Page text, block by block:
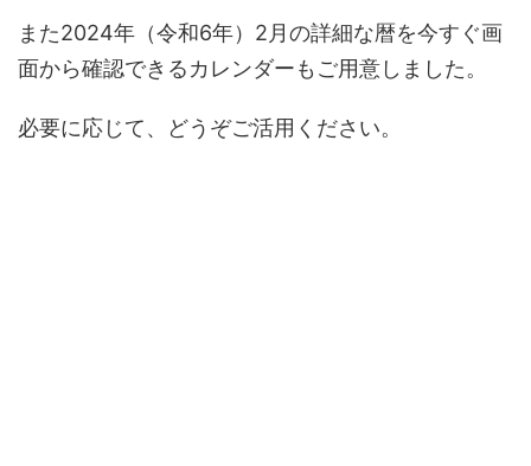
また2024年（令和6年）2月の詳細な暦を今すぐ画
面から確認できるカレンダーもご用意しました。
必要に応じて、どうぞご活用ください。